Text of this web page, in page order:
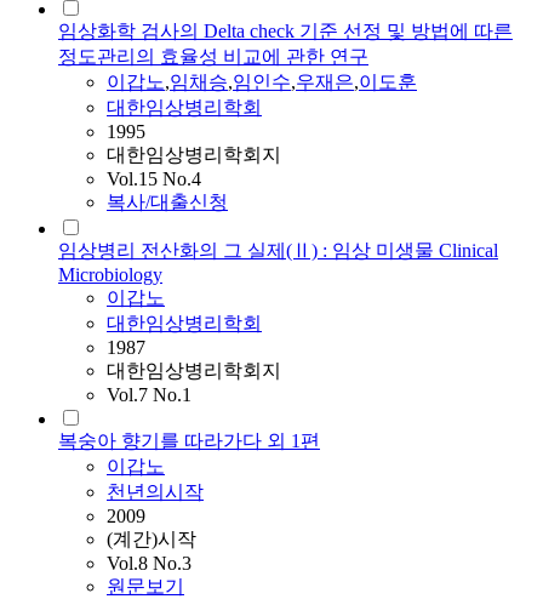
임상화학 검사의 Delta check 기준 선정 및 방법에 따른
정도관리의 효율성 비교에 관한 연구
이갑노,임채승,임인수,우재은,이도훈
대한임상병리학회
1995
대한임상병리학회지
Vol.15 No.4
복사/대출신청
임상병리 전산화의 그 실제(Ⅱ) : 임상 미생물 Clinical
Microbiology
이갑노
대한임상병리학회
1987
대한임상병리학회지
Vol.7 No.1
복숭아 향기를 따라가다 외 1편
이갑노
천년의시작
2009
(계간)시작
Vol.8 No.3
원문보기